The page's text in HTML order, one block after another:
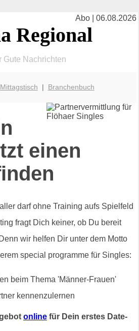
Abo | 06.08.2026
Regional
Gute Nachrichten
Mittagstisch | Branchenbuch
einen
darf ohne Training aufs Spielfeld
fragt Dich keiner, ob Du bereit
wir helfen Dir unter dem Motto
special programme für Singles:
beim Thema 'Männer-Frauen'
kennenzulernen
online für Dein erstes Date-